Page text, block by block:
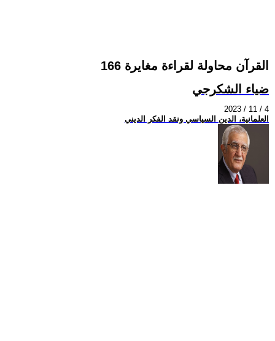
القرآن محاولة لقراءة مغايرة 166
ضياء الشكرجي
2023 / 11 / 4
العلمانية، الدين السياسي ونقد الفكر الديني